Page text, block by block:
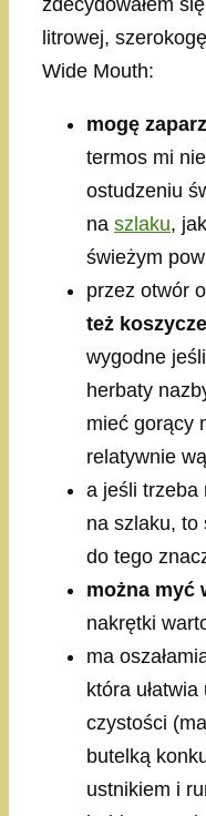
zdecydowałem
litrowej,
Wide Mouth:
mogę
termos mi
ostudzeniu
na szlaku,
świeżym
przez otwór
też
wygodne
herbaty
mieć gorący
relatywnie
a jeśli trzeba
na szlaku, to
do tego
można myć
nakrętki
ma
która
czystości
butelką
ustnikiem i